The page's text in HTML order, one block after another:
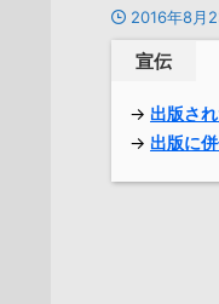
2016年8月
宣伝
→ 出版さ
→ 出版に